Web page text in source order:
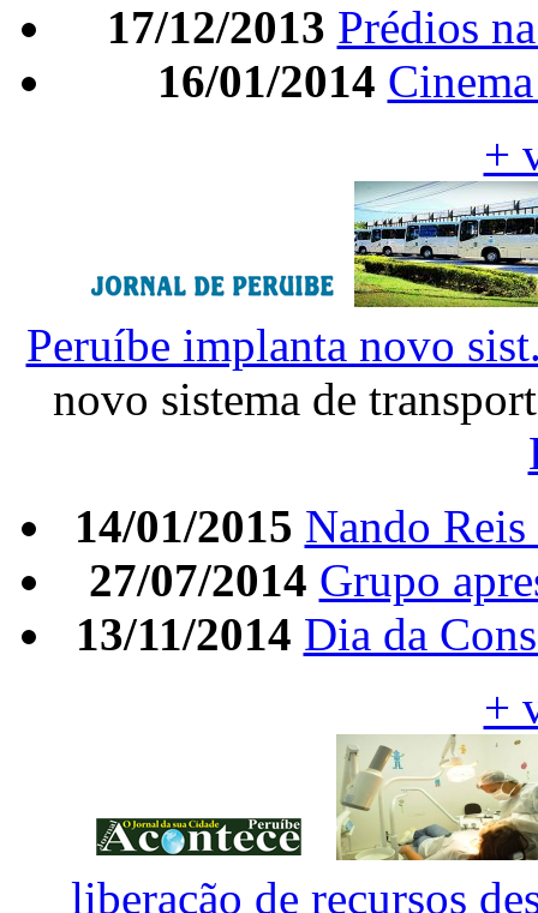
17/12/2013 Prédios
16/01/2014
+
Peruíbe implanta novo
novo sistema de
14/01/2015 Nando
27/07/2014 Grupo
13/11/2014 Dia da
+
liberação de recursos